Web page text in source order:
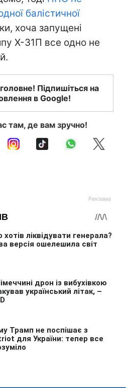
балістичної
хоча запущені
Х-31П все одно не
Підпишіться на
в Google!
там, де вам зручно!